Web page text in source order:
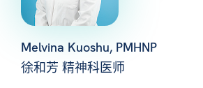
Melvina Kuoshu, PMHNP
徐和芳 精神科医师